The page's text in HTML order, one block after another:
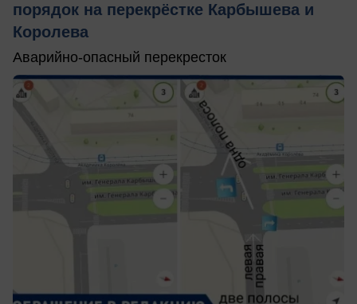
порядок на перекрёстке Карбышева и
Королева
Аварийно-опасный перекресток